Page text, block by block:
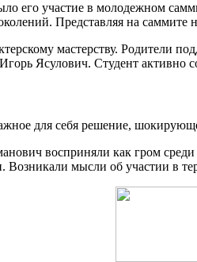
его участие в молодежном
Представляя на
мастерству. Родители
Ясулович. Студент активно
для себя решение,
восприняли как гром
мысли об участии в